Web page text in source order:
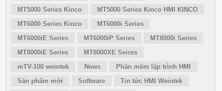
MT5000 Series Kinco
MT5000 Series Kinco HMI KINCO
MT6000 Series Kinco
MT6000i Series
MT6000iE Series
MT6000iP Series
MT8000i Series
MT8000iE Series
MT8000XE Seires
mTV-100 weintek
News
Phần mềm lập trình HMI
Sản phẩm mới
Software
Tin tức HMI Weintek